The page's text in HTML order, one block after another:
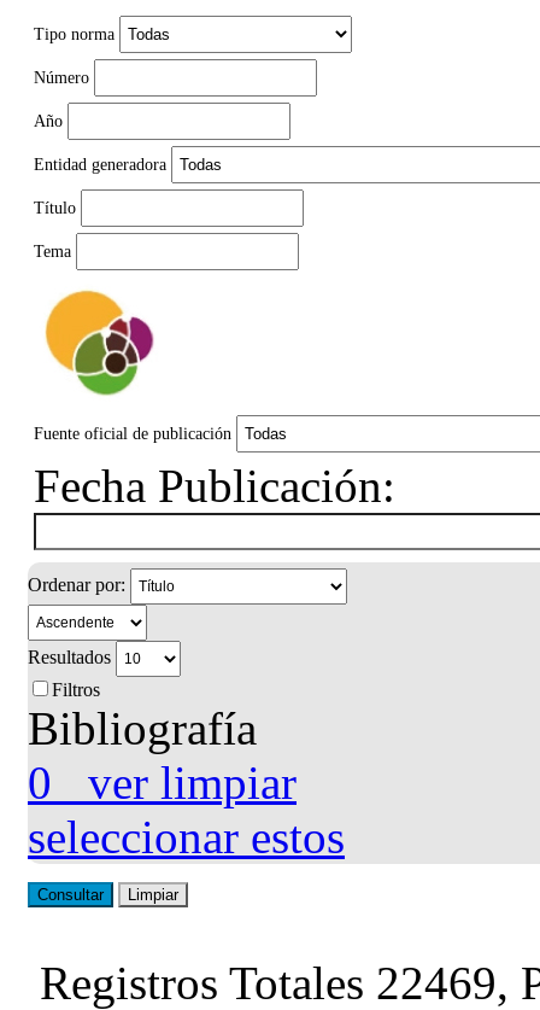
Tipo norma
Número
Año
Entidad generadora
Título
Tema
Fuente oficial de publicación
Fecha Publicación:
Ordenar por:
Resultados
Filtros
Bibliografía
0
ver limpiar
seleccionar estos
Consultar Limpiar
Registros Totales 22469,